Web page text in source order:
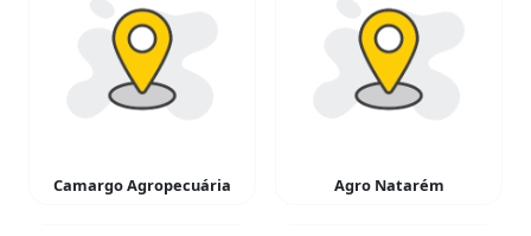
Camargo Agropecuária Agro Natarém